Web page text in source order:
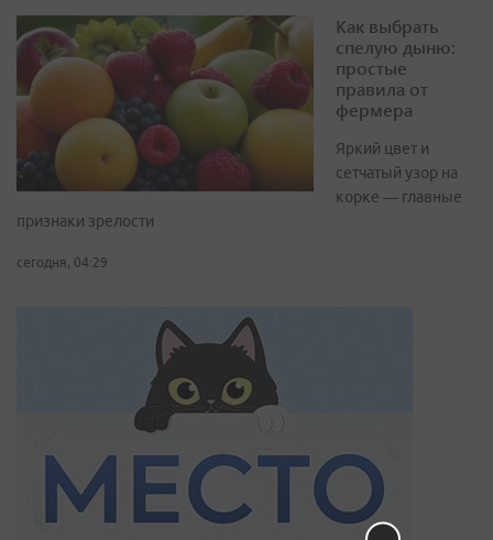
Как выбрать
спелую дыню:
простые
правила от
фермера
Яркий цвет и
сетчатый узор на
корке — главные
признаки зрелости
сегодня, 04:29